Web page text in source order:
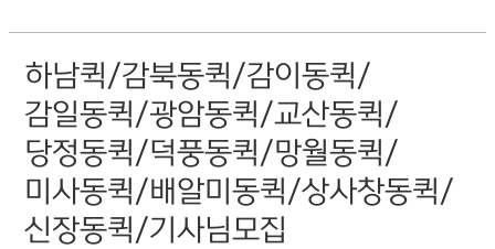
하남퀵/감북동퀵/감이동퀵/
감일동퀵/광암동퀵/교산동퀵/
당정동퀵/덕풍동퀵/망월동퀵/
미사동퀵/배알미동퀵/상사창동퀵/
신장동퀵/기사님모집
하남퀵/
감이동퀵/
감일동퀵/
광암동퀵/
교산동퀵/
당정동퀵/